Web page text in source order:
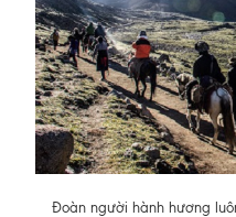
Đoàn người hành hương